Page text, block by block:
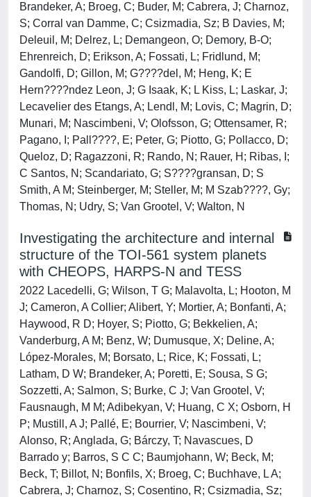
Brandeker, A; Broeg, C; Buder, M; Cabrera, J; Charnoz,
S; Corral van Damme, C; Csizmadia, Sz; B Davies, M;
Deleuil, M; Delrez, L; Demangeon, O; Demory, B-O;
Ehrenreich, D; Erikson, A; Fossati, L; Fridlund, M;
Gandolfi, D; Gillon, M; G????del, M; Heng, K; E
Hern????ndez Leon, J; G Isaak, K; L Kiss, L; Laskar, J;
Lecavelier des Etangs, A; Lendl, M; Lovis, C; Magrin, D;
Munari, M; Nascimbeni, V; Olofsson, G; Ottensamer, R;
Pagano, I; Pall????, E; Peter, G; Piotto, G; Pollacco, D;
Queloz, D; Ragazzoni, R; Rando, N; Rauer, H; Ribas, I;
C Santos, N; Scandariato, G; S????gransan, D; S
Smith, A M; Steinberger, M; Steller, M; M Szab????, Gy;
Thomas, N; Udry, S; Van Grootel, V; Walton, N
Investigating the architecture and internal
structure of the TOI-561 system planets
with CHEOPS, HARPS-N and TESS
2022 Lacedelli, G; Wilson, T G; Malavolta, L; Hooton, M
J; Cameron, A Collier; Alibert, Y; Mortier, A; Bonfanti, A;
Haywood, R D; Hoyer, S; Piotto, G; Bekkelien, A;
Vanderburg, A M; Benz, W; Dumusque, X; Deline, A;
López-Morales, M; Borsato, L; Rice, K; Fossati, L;
Latham, D W; Brandeker, A; Poretti, E; Sousa, S G;
Sozzetti, A; Salmon, S; Burke, C J; Van Grootel, V;
Fausnaugh, M M; Adibekyan, V; Huang, C X; Osborn, H
P; Mustill, A J; Pallé, E; Bourrier, V; Nascimbeni, V;
Alonso, R; Anglada, G; Bárczy, T; Navascues, D
Barrado y; Barros, S C C; Baumjohann, W; Beck, M;
Beck, T; Billot, N; Bonfils, X; Broeg, C; Buchhave, L A;
Cabrera, J; Charnoz, S; Cosentino, R; Csizmadia, Sz;